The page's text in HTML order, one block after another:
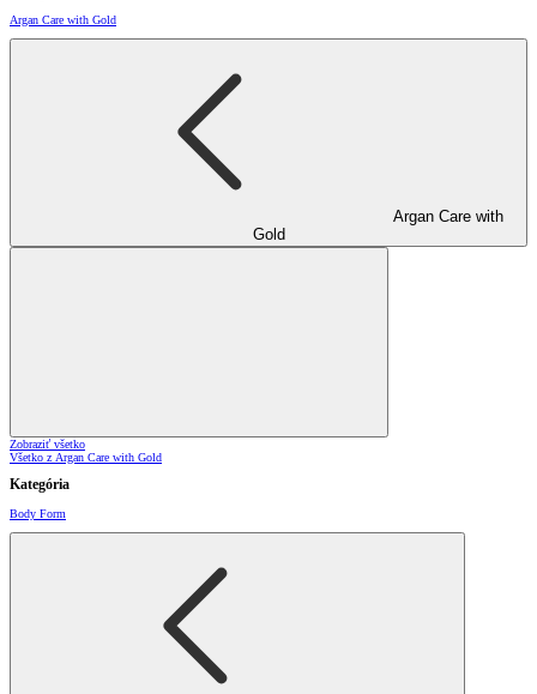
Argan Care with Gold
Argan Care with
Gold
Zobraziť všetko
Všetko z Argan Care with Gold
Kategória
Body Form